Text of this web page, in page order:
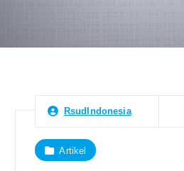
RsudIndonesia
Artikel